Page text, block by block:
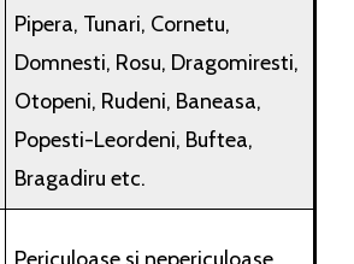
Pipera, Tunari, Cornetu,
Domnesti, Rosu, Dragomiresti,
Otopeni, Rudeni, Baneasa,
Popesti-Leordeni, Buftea,
Bragadiru etc.